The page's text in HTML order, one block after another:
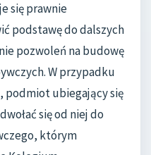
się prawnie
podstawę do dalszych
pozwoleń na budowę
W przypadku
podmiot ubiegający się
się od niej do
którym